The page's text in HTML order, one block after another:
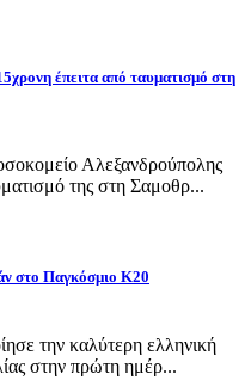
έπειτα από ταυματισμό στη
Αλεξανδρούπολης
της στη Σαμοθρ...
στο Παγκόσμιο Κ20
την καλύτερη ελληνική
στην πρώτη ημέρ...